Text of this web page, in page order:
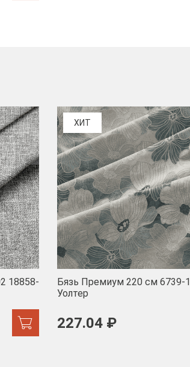
18858-
ХИТ
Бязь Премиум 220 см 6739-1
Уолтер
227.04 ₽